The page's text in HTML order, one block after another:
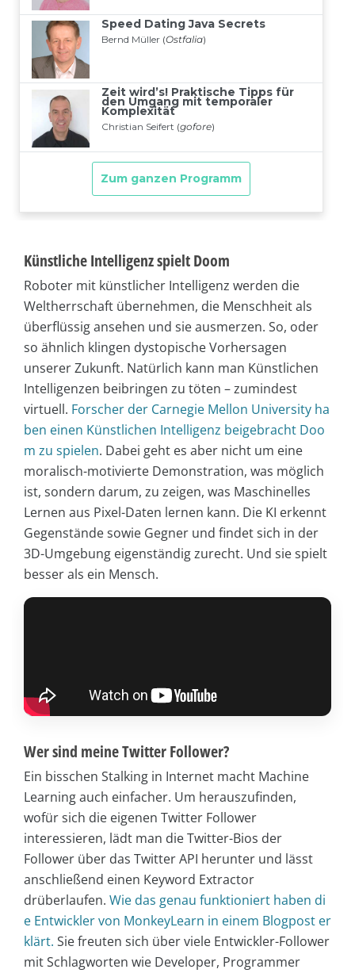
Künstliche Intelligenz spielt Doom
Roboter mit künstlicher Intelligenz werden die
Weltherrschaft übernehmen, die Menschheit als
überflüssig ansehen und sie ausmerzen. So, oder
so ähnlich klingen dystopische Vorhersagen
unserer Zukunft. Natürlich kann man Künstlichen
Intelligenzen beibringen zu töten – zumindest
virtuell. Forscher der Carnegie Mellon University ha
ben einen Künstlichen Intelligenz beigebracht Doo
m zu spielen. Dabei geht es aber nicht um eine
moralisch-motivierte Demonstration, was möglich
ist, sondern darum, zu zeigen, was Maschinelles
Lernen aus Pixel-Daten lernen kann. Die KI erkennt
Gegenstände sowie Gegner und findet sich in der
3D-Umgebung eigenständig zurecht. Und sie spielt
besser als ein Mensch.
Wer sind meine Twitter Follower?
Ein bisschen Stalking in Internet macht Machine
Learning auch einfacher. Um herauszufinden,
wofür sich die eigenen Twitter Follower
interessieren, lädt man die Twitter-Bios der
Follower über das Twitter API herunter und lässt
anschließend einen Keyword Extractor
drüberlaufen. Wie das genau funktioniert haben di
e Entwickler von MonkeyLearn in einem Blogpost er
klärt. Sie freuten sich über viele Entwickler-Follower
mit Schlagworten wie Developer, Programmer